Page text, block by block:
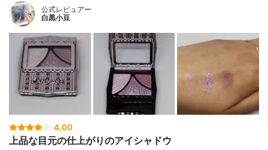
公式レビュアー
白黒小豆
4.00
上品な目元の仕上がりのアイシャドウ